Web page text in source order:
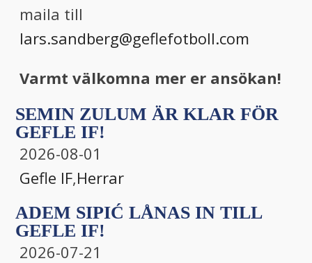
maila till
lars.sandberg@geflefotboll.com
Varmt välkomna mer er ansökan!
SEMIN ZULUM ÄR KLAR FÖR
GEFLE IF!
2026-08-01
Gefle IF,Herrar
ADEM SIPIĆ LÅNAS IN TILL
GEFLE IF!
2026-07-21